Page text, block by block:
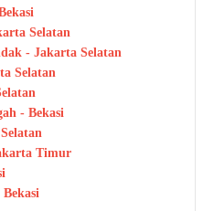
Selatan
- Jakarta Selatan
Selatan
- Bekasi
Timur